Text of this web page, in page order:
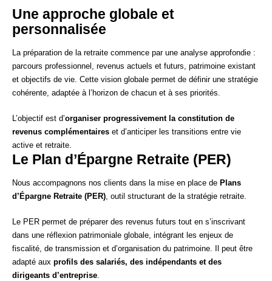
Une approche globale et
personnalisée
La préparation de la retraite commence par une analyse approfondie :
parcours professionnel, revenus actuels et futurs, patrimoine existant
et objectifs de vie. Cette vision globale permet de définir une stratégie
cohérente, adaptée à l’horizon de chacun et à ses priorités.
L’objectif est d’organiser progressivement la constitution de
revenus complémentaires et d’anticiper les transitions entre vie
active et retraite.
Le Plan d’Épargne Retraite (PER)
Nous accompagnons nos clients dans la mise en place de Plans
d’Épargne Retraite (PER), outil structurant de la stratégie retraite.
Le PER permet de préparer des revenus futurs tout en s’inscrivant
dans une réflexion patrimoniale globale, intégrant les enjeux de
fiscalité, de transmission et d’organisation du patrimoine. Il peut être
adapté aux profils des salariés, des indépendants et des
dirigeants d’entreprise.